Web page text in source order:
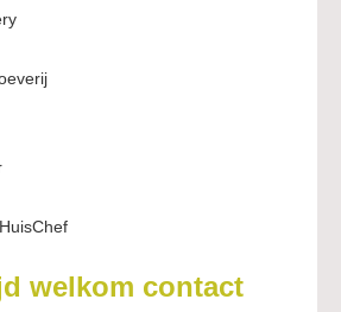
welkom contact